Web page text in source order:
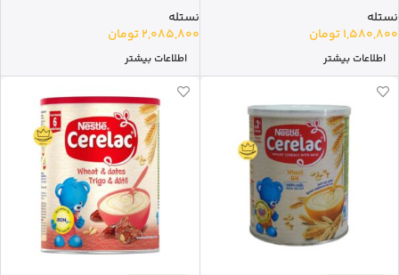
نستله
1,580,800تومان
اطلاعات بیشتر
نستله
2,085,800 تومان
اطلاعات بیشتر